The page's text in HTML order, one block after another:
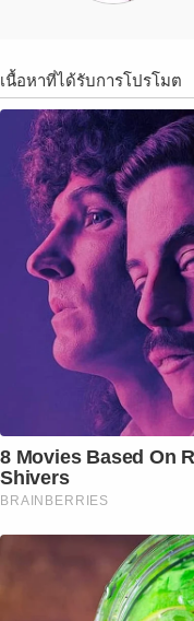
เนื้อหาที่ได้รับการโปรโมต
8 Movies Based On
Shivers
BRAINBERRIES